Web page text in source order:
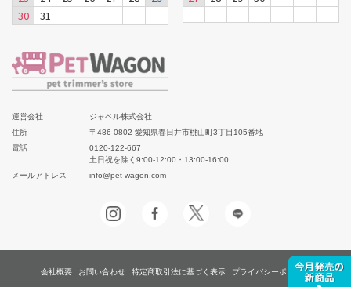
30
31
運営会社
ジャペル株式会社
住所
〒486-0802 愛知県春日井市桃山町3丁目105番地
電話
0120-122-667
土日祝を除く9:00-12:00・13:00-16:00
メールアドレス
info@pet-wagon.com
会社概要 お問い合わせ 特定商取引法に基づく表示 プライバシーポリシー